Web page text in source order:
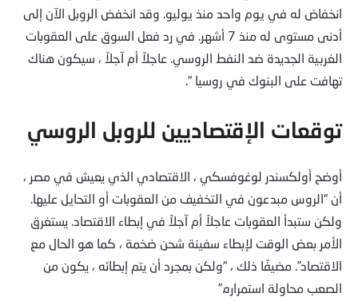
انخفاض له في يوم واحد منذ يوليو. وقد انخفض الروبل الآن إلى
أدنى مستوى له منذ 7 أشهر. في رد فعل السوق على العقوبات
الغربية الجديدة ضد النفط الروسي. عاجلاً أم آجلاً ، سيكون هناك
تهافت على البنوك في روسيا “.
توقعات الإقتصاديين للروبل الروسي
أوضح أولكسندر لوغوفسكي ، الاقتصادي الذي يعيش في مصر ،
أن “الروس مبدعون في التخفيف من العقوبات أو التحايل عليها.
ولكن ستبدأ العقوبات عاجلاً أم آجلاً في إبطاء الاقتصاد. يستغرق
الأمر بعض الوقت لإبطاء سفينة شحن ضخمة ، كما هو الحال مع
الاقتصاد”. مضيفًا ذلك ، “ولكن بمجرد أن يتم إبطائه ، يكون من
الصعب محاولة استمراره.”